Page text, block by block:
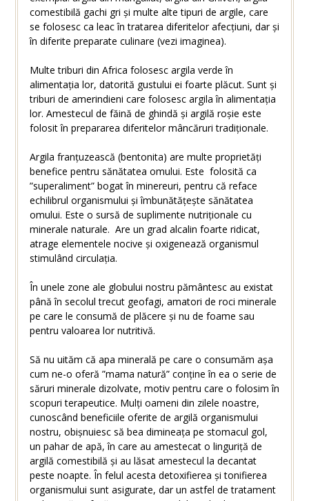
comestibilă gachi gri și multe alte tipuri de argile, care
se folosesc ca leac în tratarea diferitelor afecțiuni, dar și
în diferite preparate culinare (vezi imaginea).
Multe triburi din Africa folosesc argila verde în
alimentația lor, datorită gustului ei foarte plăcut. Sunt și
triburi de amerindieni care folosesc argila în alimentația
lor. Amestecul de făină de ghindă și argilă roșie este
folosit în prepararea diferitelor mâncăruri tradiționale.
Argila franțuzească (bentonita) are multe proprietăți
benefice pentru sănătatea omului. Este folosită ca
”superaliment” bogat în minereuri, pentru că reface
echilibrul organismului și îmbunătățește sănătatea
omului. Este o sursă de suplimente nutriționale cu
minerale naturale. Are un grad alcalin foarte ridicat,
atrage elementele nocive și oxigenează organismul
stimulând circulația.
În unele zone ale globului nostru pământesc au existat
până în secolul trecut geofagi, amatori de roci minerale
pe care le consumă de plăcere și nu de foame sau
pentru valoarea lor nutritivă.
Să nu uităm că apa minerală pe care o consumăm așa
cum ne-o oferă ”mama natură” conține în ea o serie de
săruri minerale dizolvate, motiv pentru care o folosim în
scopuri terapeutice. Mulți oameni din zilele noastre,
cunoscând beneficiile oferite de argilă organismului
nostru, obișnuiesc să bea dimineața pe stomacul gol,
un pahar de apă, în care au amestecat o linguriță de
argilă comestibilă și au lăsat amestecul la decantat
peste noapte. În felul acesta detoxifierea și tonifierea
organismului sunt asigurate, dar un astfel de tratament